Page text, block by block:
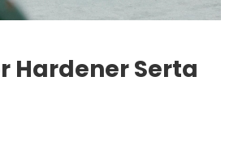
Hardener Serta